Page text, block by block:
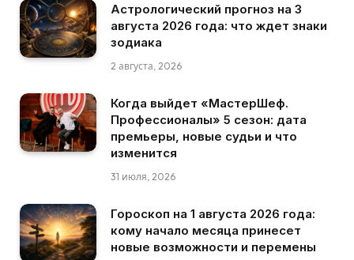
Астрологический прогноз на 3
августа 2026 года: что ждет знаки
зодиака
2 августа, 2026
Когда выйдет «МастерШеф.
Профессионалы» 5 сезон: дата
премьеры, новые судьи и что
изменится
31 июля, 2026
Гороскоп на 1 августа 2026 года:
кому начало месяца принесет
новые возможности и перемены